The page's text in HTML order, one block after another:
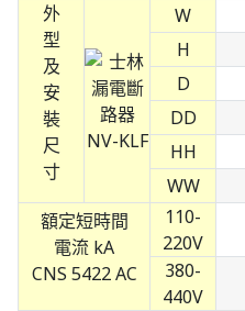
外
型
及
安
裝
尺
寸
W
H
D
DD
HH
WW
額定短時間
電流 kA
CNS 5422 AC
110-
220V
380-
440V